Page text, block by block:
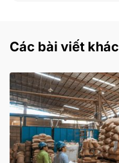
Các bài viết khác